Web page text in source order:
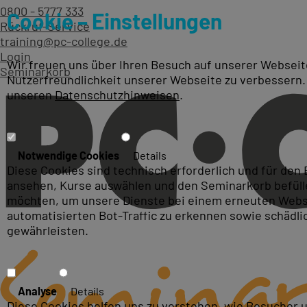
0800 - 5777 333
Rückruf-Service
training@pc-college.de
Login
Seminarkorb
Seminarqualität mit
Cookie – Einstellungen
Wir freuen uns über Ihren Besuch auf unserer
Nutzerfreundlichkeit unserer Webseite zu
unserenDatenschutzhinweisen.
Notwendige Cookies Details
Diese Cookies sind technisch erforderlich und für
ansehen, Kurse auswählen und den Seminarkorb
möchten, um unsere Dienste bei einem erneuten
automatisierten Bot-Traffic zu erkennen sowie
gewährleisten.
Analyse Details